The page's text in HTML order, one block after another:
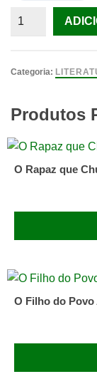
Quantidade
desce
De
Paulo
Ferreira
Categoria:
Produtos
O Rapaz que
O Filho do